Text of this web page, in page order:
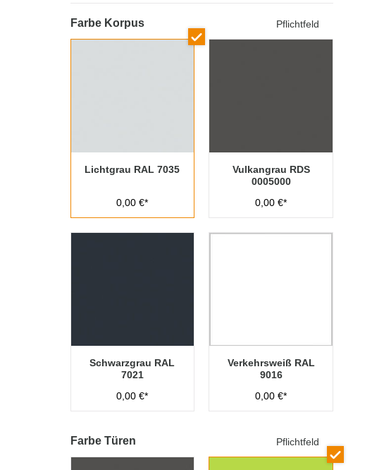
Farbe Korpus Pflichtfeld
Lichtgrau RAL 7035
0,00 €*
Vulkangrau RDS
0005000
0,00 €*
Schwarzgrau RAL
7021
0,00 €*
Verkehrsweiß RAL
9016
0,00 €*
Farbe Türen Pflichtfeld